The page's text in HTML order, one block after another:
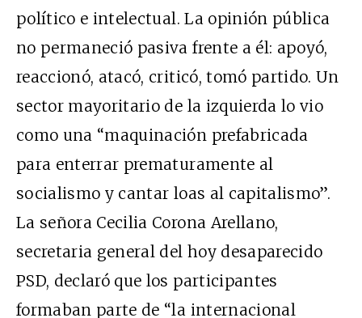
político e intelectual. La opinión pública
no permaneció pasiva frente a él: apoyó,
reaccionó, atacó, criticó, tomó partido. Un
sector mayoritario de la izquierda lo vio
como una “maquinación prefabricada
para enterrar prematuramente al
socialismo y cantar loas al capitalismo”.
La señora Cecilia Corona Arellano,
secretaria general del hoy desaparecido
PSD, declaró que los participantes
formaban parte de “la internacional